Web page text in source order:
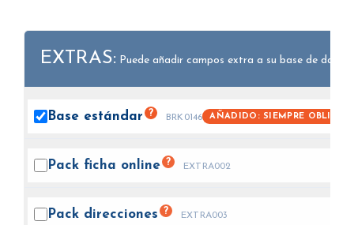
EXTRAS: Puede añadir campos extra a su base de datos.
Base estándar ? BRK0146 AÑADIDO: SIEMPRE
Pack ficha online ? EXTRA002
Pack direcciones ? EXTRA003